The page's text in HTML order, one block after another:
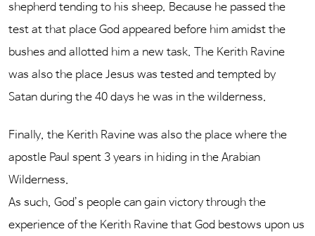
shepherd tending to his sheep. Because he passed the
test at that place God appeared before him amidst the
bushes and allotted him a new task. The Kerith Ravine
was also the place Jesus was tested and tempted by
Satan during the 40 days he was in the wilderness.
Finally, the Kerith Ravine was also the place where the
apostle Paul spent 3 years in hiding in the Arabian
Wilderness.
As such, God’s people can gain victory through the
experience of the Kerith Ravine that God bestows upon us